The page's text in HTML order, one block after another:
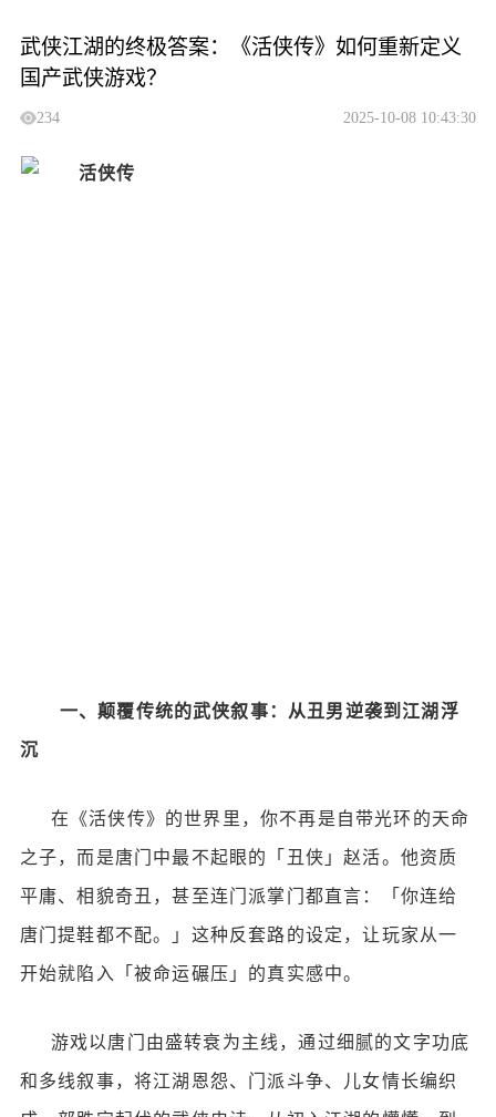
武侠江湖的终极答案：《活侠传》如何重新定义
国产武侠游戏？
234 2025-10-08 10:43:30
一、颠覆传统的武侠叙事：从丑男逆袭到江湖浮
沉
在《活侠传》的世界里，你不再是自带光环的天命
之子，而是唐门中最不起眼的「丑侠」赵活。他资质
平庸、相貌奇丑，甚至连门派掌门都直言：「你连给
唐门提鞋都不配。」这种反套路的设定，让玩家从一
开始就陷入「被命运碾压」的真实感中。
游戏以唐门由盛转衰为主线，通过细腻的文字功底
和多线叙事，将江湖恩怨、门派斗争、儿女情长编织